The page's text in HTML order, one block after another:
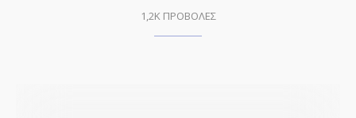
1,2K ΠΡΟΒΟΛΕΣ